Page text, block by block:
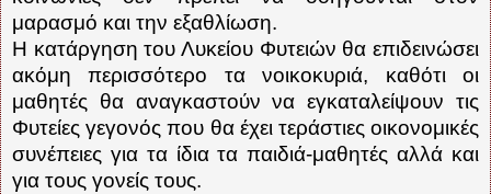
μαρασμό και την εξαθλίωση.
Η κατάργηση του Λυκείου Φυτειών θα επιδεινώσει
ακόμη περισσότερο τα νοικοκυριά, καθότι οι
μαθητές θα αναγκαστούν να εγκαταλείψουν τις
Φυτείες γεγονός που θα έχει τεράστιες οικονομικές
συνέπειες για τα ίδια τα παιδιά-μαθητές αλλά και
για τους γονείς τους.